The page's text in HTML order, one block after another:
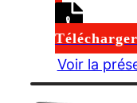
Voir la